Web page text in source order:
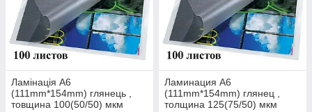
Ламінація А6
(111mm*154mm) глянець ,
товщина 100(50/50) мкм
Ламинация А6
(111mm*154mm) глянец ,
толщина 125(75/50) мкм